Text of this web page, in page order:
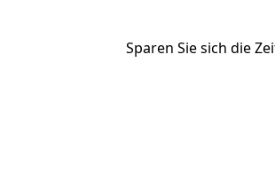
Sparen Sie sich die